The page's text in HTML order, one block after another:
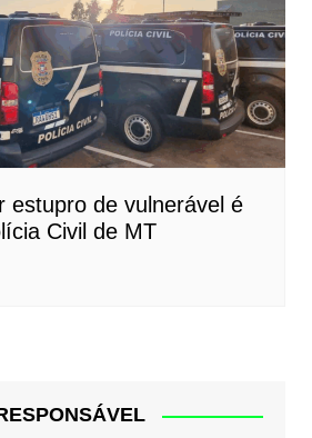
estupro de vulnerável é
Civil de MT